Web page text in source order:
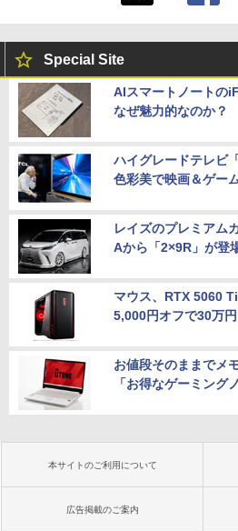
Special Site
AIスマートノートの
なぜ魅力的なのか？
ハイグレードテレビ
色彩美で映画＆ゲー
レイズのプレミアム
Aから「2×9R」が登
マウス、RTX 5060
5,000円オフで30万円
お値段そのままでメ
「お得なゲーミング
本サイトのご利用について
広告掲載のご案内